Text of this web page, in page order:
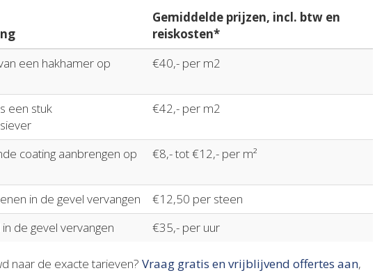
Gemiddelde prijzen, incl. btw en
reiskosten*
een hakhamer op
€40,- per m2
een stuk
€42,- per m2
coating aanbrengen op
€8,- tot €12,- per m²
in de gevel vervangen
€12,50 per steen
de gevel vervangen €35,- per uur
naar de exacte tarieven? Vraag gratis en vrijblijvend offertes aan,